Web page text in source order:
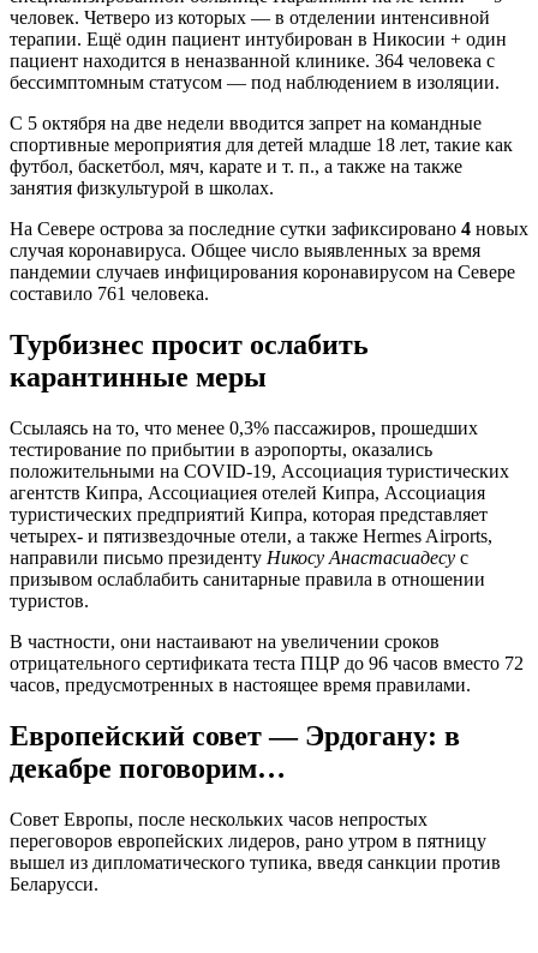
человек. Четверо из которых — в отделении интенсивной
терапии. Ещё один пациент интубирован в Никосии + один
пациент находится в неназванной клинике. 364 человека с
бессимптомным статусом — под наблюдением в изоляции.
С 5 октября на две недели вводится запрет на командные
спортивные мероприятия для детей младше 18 лет, такие как
футбол, баскетбол, мяч, карате и т. п., а также на также
занятия физкультурой в школах.
На Севере острова за последние сутки зафиксировано 4 новых
случая коронавируса. Общее число выявленных за время
пандемии случаев инфицирования коронавирусом на Севере
составило 761 человека.
Турбизнес просит ослабить
карантинные меры
Ссылаясь на то, что менее 0,3% пассажиров, прошедших
тестирование по прибытии в аэропорты, оказались
положительными на COVID-19, Ассоциация туристических
агентств Кипра, Ассоциациея отелей Кипра, Ассоциация
туристических предприятий Кипра, которая представляет
четырех- и пятизвездочные отели, а также Hermes Airports,
направили письмо президенту Никосу Анастасиадесу с
призывом ослаблабить санитарные правила в отношении
туристов.
В частности, они настаивают на увеличении сроков
отрицательного сертификата теста ПЦР до 96 часов вместо 72
часов, предусмотренных в настоящее время правилами.
Европейский совет — Эрдогану: в
декабре поговорим…
Совет Европы, после нескольких часов непростых
переговоров европейских лидеров, рано утром в пятницу
вышел из дипломатического тупика, введя санкции против
Беларусси.